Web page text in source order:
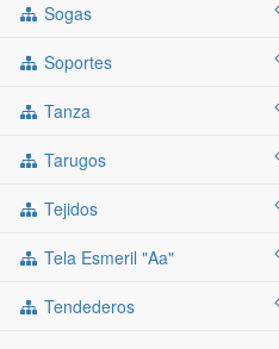
Sogas
Soportes
Tanza
Tarugos
Tejidos
Tela Esmeril "aa"
Tendederos